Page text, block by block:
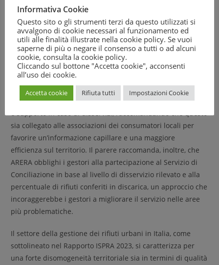
registra un costo di 228 euro pro capite rispetto ai 170
euro del Nord”
, ha spiegato l’avvocato. Francesco Luongo,
portavoce del Movimento, aggiungendo che “in questo
contesto è fondamentale che ARERA attui un sistema di
tutele capace di garantire servizi di qualità in modo
uniforme su tutto il territorio nazionale”.
MDC appoggia l’idea di unoSportello Unico nazionale
permetta agli utenti di accedere facilmente a informazioni
e supporto in caso di disservizi, raccomandando che questo
sia collegato alle associazioni dei consumatori locali per
favorire un’informazione capillare e una maggiore
efficienza sul territorio. Il parere raccomanda, inoltre, che
ARERA obblighi i gestori alla partecipazione al Servizio di
Conciliazione in base al livello di disservizio rilevato e alla
percentuale di rifiuti conferiti in discarica, un approccio che
incoraggerebbe i gestori a migliorare il servizio nelle aree
più problematiche.
Il settore della gestione dei rifiuti urbani in Italia, come
sottolineato nel Rapporto ISPRA 2023, si caratterizza per
una forte disomogeneità territoriale sia in termini di qualità
Informativa Cookie
Questo sito o gli strumenti terzi da questo utilizzati si
avvalgono di cookie necessari al funzionamento ed
utili alle finalità illustrate nella cookie policy. Se vuoi
saperne di più o negare il consenso a tutti o ad alcuni
cookie, consulta la cookie policy.
Cliccando sul bottone "Accetta cookie", acconsenti
all’uso dei cookie.
Accetta cookie Rifiuta tutti Impostazioni Cookie